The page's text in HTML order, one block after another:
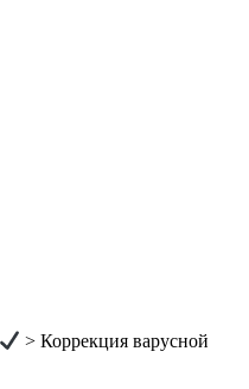
>Коррекция варусной